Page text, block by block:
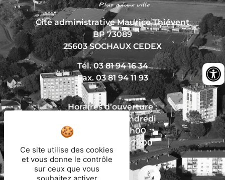
Cité administrative Maurice Thiévent
BP 73089
25603 SOCHAUX CEDEX
Tél. 03 81 94 16 34
Fax. 03 81 94 11 93
Horaires d’ouverture :
Du lundi au vendredi
De 8h30 à 12h00
Et de 13h30 à 17h00
Ce site utilise des cookies
et vous donne le contrôle
sur ceux que vous